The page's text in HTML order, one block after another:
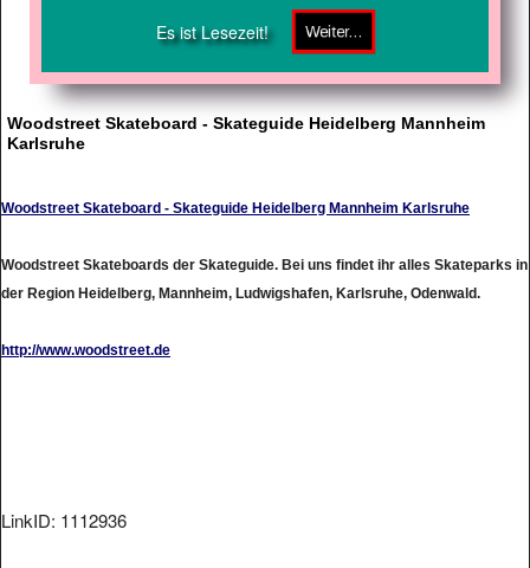
Es ist Lesezeit!
Woodstreet Skateboard - Skateguide Heidelberg Mannheim
Karlsruhe
Woodstreet Skateboard - Skateguide Heidelberg Mannheim Karlsruhe
Woodstreet Skateboards der Skateguide. Bei uns findet ihr alles Skateparks in
der Region Heidelberg, Mannheim, Ludwigshafen, Karlsruhe, Odenwald.
http://www.woodstreet.de
LinkID: 1112936